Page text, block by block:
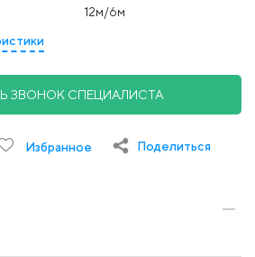
12м/6м
ЗВОНОК СПЕЦИАЛИСТА
Избранное Поделиться